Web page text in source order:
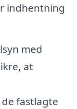
indhentning
med
at
fastlagte